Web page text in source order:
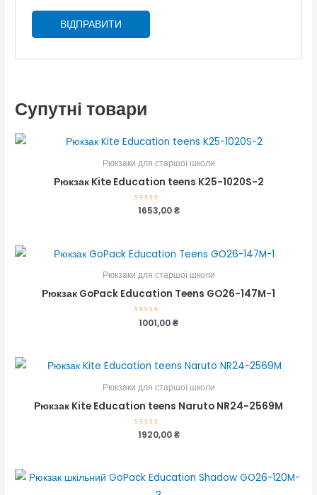
Супутні товари
Рюкзаки для старшої школи
Рюкзак Kite Education teens K25-1020S-2
Оцінено
1653,00₴
Рюкзаки для старшої школи
Рюкзак GoPack Education Teens GO26-147M-1
Оцінено
1001,00₴
Рюкзаки для старшої школи
Рюкзак Kite Education teens Naruto NR24-2569M
Оцінено
1920,00₴